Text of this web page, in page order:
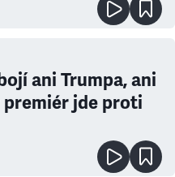
ani Trumpa, ani
jde proti